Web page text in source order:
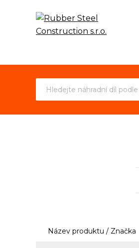
Název produktu / Značka